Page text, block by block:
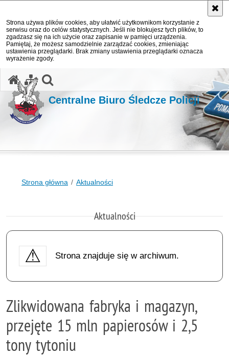
Strona używa plików cookies, aby ułatwić użytkownikom korzystanie z
serwisu oraz do celów statystycznych. Jeśli nie blokujesz tych plików, to
zgadzasz się na ich użycie oraz zapisanie w pamięci urządzenia.
Pamiętaj, że możesz samodzielnie zarządzać cookies, zmieniając
ustawienia przeglądarki. Brak zmiany ustawienia przeglądarki oznacza
wyrażenie zgody.
Centralne Biuro Śledcze Policji
Strona główna Aktualności
Aktualności
Strona znajduje się w archiwum.
Zlikwidowana fabryka i magazyn,
przejęte 15 mln papierosów i 2,5
tony tytoniu